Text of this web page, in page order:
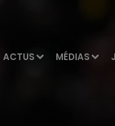
ACTUS MÉDIAS